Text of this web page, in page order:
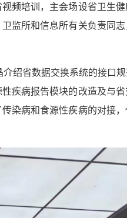
频培训，主会场设省卫生健
监所和信息所有关负责同
绍省数据交换系统的接口
疾病报告模块的改造及与
染病和食源性疾病的对接，